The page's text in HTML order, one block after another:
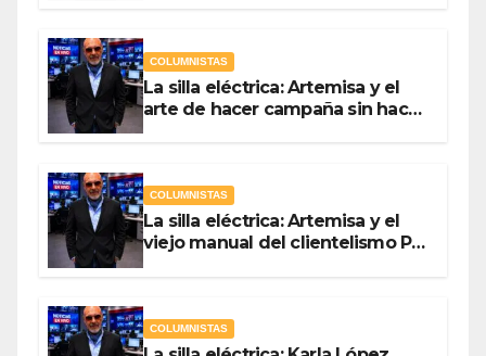
COLUMNISTAS
La silla eléctrica: Artemisa y el
arte de hacer campaña sin hacer
COLUMNISTAS
La silla eléctrica: Artemisa y el
viejo manual del clientelismo Por
COLUMNISTAS